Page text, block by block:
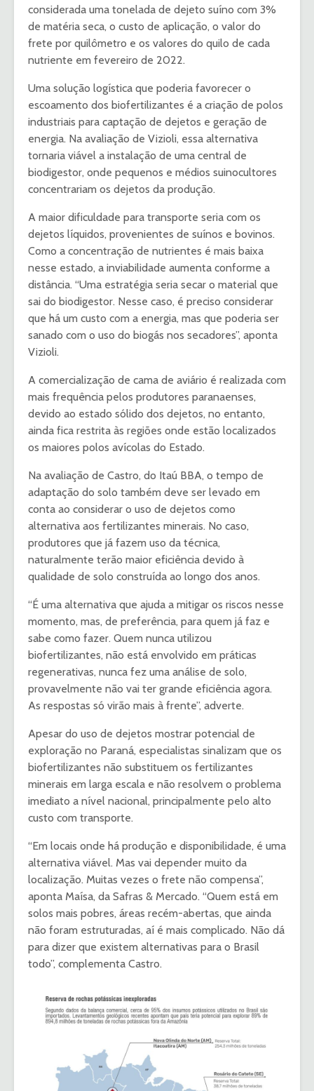
considerada uma tonelada de dejeto suíno com 3%
de matéria seca, o custo de aplicação, o valor do
frete por quilômetro e os valores do quilo de cada
nutriente em fevereiro de 2022.
Uma solução logística que poderia favorecer o
escoamento dos biofertilizantes é a criação de polos
industriais para captação de dejetos e geração de
energia. Na avaliação de Vizioli, essa alternativa
tornaria viável a instalação de uma central de
biodigestor, onde pequenos e médios suinocultores
concentrariam os dejetos da produção.
A maior dificuldade para transporte seria com os
dejetos líquidos, provenientes de suínos e bovinos.
Como a concentração de nutrientes é mais baixa
nesse estado, a inviabilidade aumenta conforme a
distância. “Uma estratégia seria secar o material que
sai do biodigestor. Nesse caso, é preciso considerar
que há um custo com a energia, mas que poderia ser
sanado com o uso do biogás nos secadores”, aponta
Vizioli.
A comercialização de cama de aviário é realizada com
mais frequência pelos produtores paranaenses,
devido ao estado sólido dos dejetos, no entanto,
ainda fica restrita às regiões onde estão localizados
os maiores polos avícolas do Estado.
Na avaliação de Castro, do Itaú BBA, o tempo de
adaptação do solo também deve ser levado em
conta ao considerar o uso de dejetos como
alternativa aos fertilizantes minerais. No caso,
produtores que já fazem uso da técnica,
naturalmente terão maior eficiência devido à
qualidade de solo construída ao longo dos anos.
“É uma alternativa que ajuda a mitigar os riscos nesse
momento, mas, de preferência, para quem já faz e
sabe como fazer. Quem nunca utilizou
biofertilizantes, não está envolvido em práticas
regenerativas, nunca fez uma análise de solo,
provavelmente não vai ter grande eficiência agora.
As respostas só virão mais à frente”, adverte.
Apesar do uso de dejetos mostrar potencial de
exploração no Paraná, especialistas sinalizam que os
biofertilizantes não substituem os fertilizantes
minerais em larga escala e não resolvem o problema
imediato a nível nacional, principalmente pelo alto
custo com transporte.
“Em locais onde há produção e disponibilidade, é uma
alternativa viável. Mas vai depender muito da
localização. Muitas vezes o frete não compensa”,
aponta Maísa, da Safras & Mercado. “Quem está em
solos mais pobres, áreas recém-abertas, que ainda
não foram estruturadas, aí é mais complicado. Não dá
para dizer que existem alternativas para o Brasil
todo”, complementa Castro.